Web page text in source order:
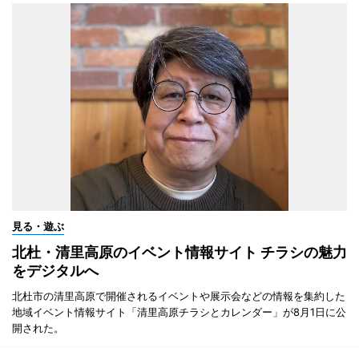
見る・遊ぶ
北杜・清里高原のイベント情報サイト チラシの魅力
をデジタルへ
北杜市の清里高原で開催されるイベントや展示会などの情報を集約した
地域イベント情報サイト「清里高原チラシとカレンダー」が8月1日に公
開された。